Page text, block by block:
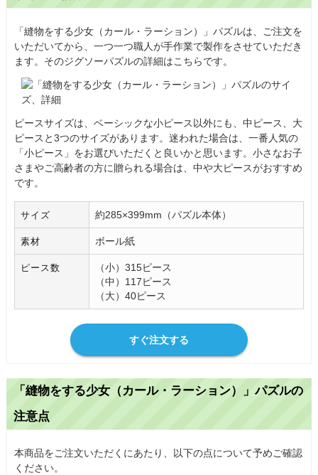
「縫物をする少女（カール・ラーション）」パズルは、ご注文を
いただいてから、一つ一つ職人が手作業で製作をさせていただき
ます。そのジグソーパズルの詳細はこちらです。
ピースサイズは、ベーシックな小ピース以外にも、中ピース、大
ピースと3つのサイズがあります。迷われた場合は、一番人気の
「小ピース」をお選びいただくと良いかと思います。小さなお子
さまやご高齢者の方に贈られる場合は、中や大ピースがおすすめ
です。
サイズ 約285×399mm（パズル本体）
素材 ボール紙
ピース数
（小）315ピース
（中）117ピース
（大）40ピース
すぐ注文する
「縫物をする少女（カール・ラーション）」パズルの
注意点
本商品をご注文いただくにあたり、以下の点について予めご確認
ください。